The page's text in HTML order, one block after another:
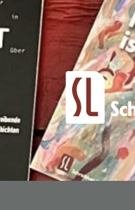
Zum Hauptinhalt